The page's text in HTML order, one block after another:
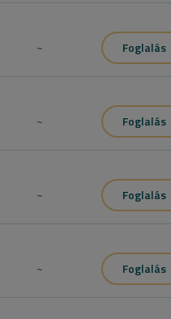
~ Foglalás
~ Foglalás
~ Foglalás
~ Foglalás